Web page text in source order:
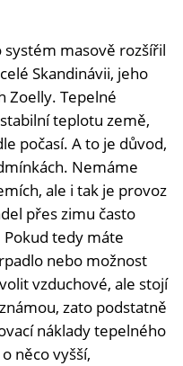
systém masově rozšířil
Skandinávii, jeho
Zoelly. Tepelné
teplotu země,
počasí. A to je důvod,
Nemáme
ale i tak je provoz
přes zimu často
tedy máte
nebo možnost
vzduchové, ale stojí
zato podstatně
náklady tepelného
něco vyšší,